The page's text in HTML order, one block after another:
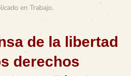
en Trabajo.
de la libertad
derechos